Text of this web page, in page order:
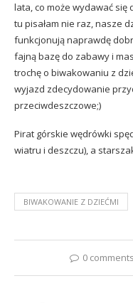
lata, co może wydawać się
tu pisałam nie raz, nasze
funkcjonują naprawdę
fajną bazę do zabawy i
trochę o biwakowaniu z
wyjazd zdecydowanie
przeciwdeszczowe;)
Pirat górskie wędrówki
wiatru i deszczu), a
BIWAKOWANIE Z DZIEĆMI
0 comments